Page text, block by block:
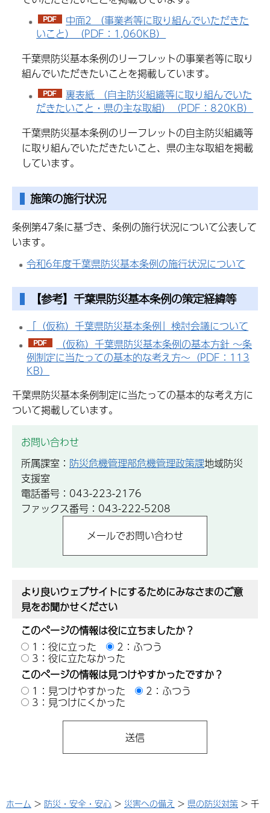
中面2 （事業者等に取り組んでいただきた
いこと）（PDF：1,060KB）
千葉県防災基本条例のリーフレットの事業者等に取り
組んでいただきたいことを掲載しています。
裏表紙 （自主防災組織等に取り組んでいた
だきたいこと・県の主な取組）（PDF：820KB）
千葉県防災基本条例のリーフレットの自主防災組織等
に取り組んでいただきたいこと、県の主な取組を掲載
しています。
施策の施行状況
条例第47条に基づき、条例の施行状況について公表して
います。
令和6年度千葉県防災基本条例の施行状況について
【参考】千葉県防災基本条例の策定経緯等
「（仮称）千葉県防災基本条例」検討会議について
（仮称）千葉県防災基本条例の基本方針 ～条
例制定に当たっての基本的な考え方～（PDF：113
KB）
千葉県防災基本条例制定に当たっての基本的な考え方に
ついて掲載しています。
お問い合わせ
所属課室： 防災危機管理部危機管理政策課地域防災
支援室
電話番号：043-223-2176
ファックス番号：043-222-5208
より良いウェブサイトにするためにみなさまのご意
見をお聞かせください
このページの情報は役に立ちましたか？
1：役に立った
2：ふつう
3：役に立たなかった
このページの情報は見つけやすかったですか？
1：見つけやすかった
2：ふつう
3：見つけにくかった
ホーム > 防災・安全・安心 > 災害への備え > 県の防災対策 > 千